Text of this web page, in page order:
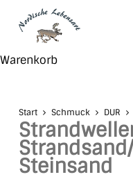
content
WarenkorbClose
Start Schmuck DUR
Steinsand